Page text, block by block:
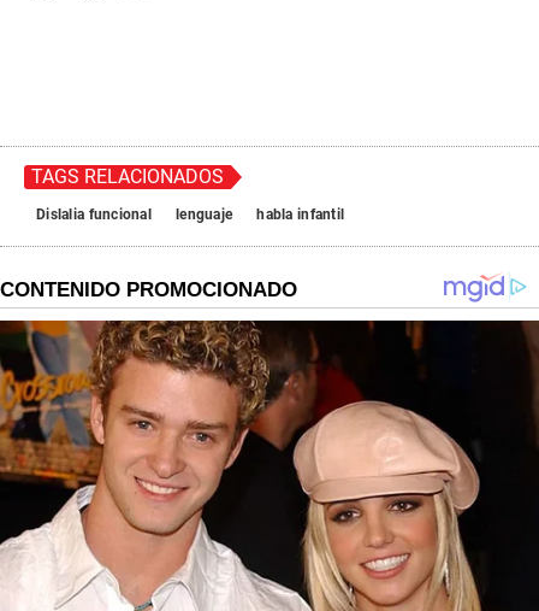
TAGS RELACIONADOS
Dislalia funcional lenguaje habla infantil